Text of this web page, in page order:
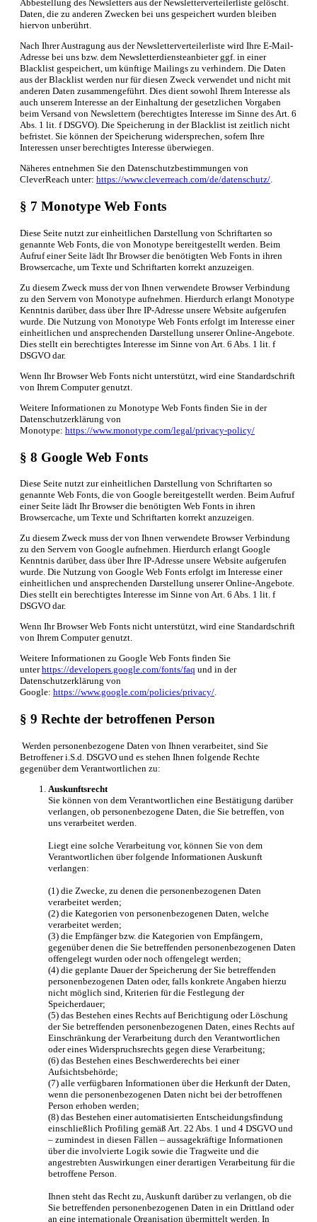
Abbestellung des Newsletters aus der Newsletterverteilerliste gelöscht.
Daten, die zu anderen Zwecken bei uns gespeichert wurden bleiben
hiervon unberührt.
Nach Ihrer Austragung aus der Newsletterverteilerliste wird Ihre E-Mail-
Adresse bei uns bzw. dem Newsletterdiensteanbieter ggf. in einer
Blacklist gespeichert, um künftige Mailings zu verhindern. Die Daten
aus der Blacklist werden nur für diesen Zweck verwendet und nicht mit
anderen Daten zusammengeführt. Dies dient sowohl Ihrem Interesse als
auch unserem Interesse an der Einhaltung der gesetzlichen Vorgaben
beim Versand von Newslettern (berechtigtes Interesse im Sinne des Art. 6
Abs. 1 lit. f DSGVO). Die Speicherung in der Blacklist ist zeitlich nicht
befristet. Sie können der Speicherung widersprechen, sofern Ihre
Interessen unser berechtigtes Interesse überwiegen.
Näheres entnehmen Sie den Datenschutzbestimmungen von
CleverReach unter: https://www.cleverreach.com/de/datenschutz/.
§ 7 Monotype Web Fonts
Diese Seite nutzt zur einheitlichen Darstellung von Schriftarten so
genannte Web Fonts, die von Monotype bereitgestellt werden. Beim
Aufruf einer Seite lädt Ihr Browser die benötigten Web Fonts in ihren
Browsercache, um Texte und Schriftarten korrekt anzuzeigen.
Zu diesem Zweck muss der von Ihnen verwendete Browser Verbindung
zu den Servern von Monotype aufnehmen. Hierdurch erlangt Monotype
Kenntnis darüber, dass über Ihre IP-Adresse unsere Website aufgerufen
wurde. Die Nutzung von Monotype Web Fonts erfolgt im Interesse einer
einheitlichen und ansprechenden Darstellung unserer Online-Angebote.
Dies stellt ein berechtigtes Interesse im Sinne von Art. 6 Abs. 1 lit. f
DSGVO dar.
Wenn Ihr Browser Web Fonts nicht unterstützt, wird eine Standardschrift
von Ihrem Computer genutzt.
Weitere Informationen zu Monotype Web Fonts finden Sie in der
Datenschutzerklärung von
Monotype: https://www.monotype.com/legal/privacy-policy/
§ 8 Google Web Fonts
Diese Seite nutzt zur einheitlichen Darstellung von Schriftarten so
genannte Web Fonts, die von Google bereitgestellt werden. Beim Aufruf
einer Seite lädt Ihr Browser die benötigten Web Fonts in ihren
Browsercache, um Texte und Schriftarten korrekt anzuzeigen.
Zu diesem Zweck muss der von Ihnen verwendete Browser Verbindung
zu den Servern von Google aufnehmen. Hierdurch erlangt Google
Kenntnis darüber, dass über Ihre IP-Adresse unsere Website aufgerufen
wurde. Die Nutzung von Google Web Fonts erfolgt im Interesse einer
einheitlichen und ansprechenden Darstellung unserer Online-Angebote.
Dies stellt ein berechtigtes Interesse im Sinne von Art. 6 Abs. 1 lit. f
DSGVO dar.
Wenn Ihr Browser Web Fonts nicht unterstützt, wird eine Standardschrift
von Ihrem Computer genutzt.
Weitere Informationen zu Google Web Fonts finden Sie
unterhttps://developers.google.com/fonts/faq und in der
Datenschutzerklärung von
Google: https://www.google.com/policies/privacy/.
§ 9 Rechte der betroffenen Person
Werden personenbezogene Daten von Ihnen verarbeitet, sind Sie
Betroffener i.S.d. DSGVO und es stehen Ihnen folgende Rechte
gegenüber dem Verantwortlichen zu:
Auskunftsrecht
Sie können von dem Verantwortlichen eine Bestätigung darüber
verlangen, ob personenbezogene Daten, die Sie betreffen, von
uns verarbeitet werden.
Liegt eine solche Verarbeitung vor, können Sie von dem
Verantwortlichen über folgende Informationen Auskunft
verlangen:
(1) die Zwecke, zu denen die personenbezogenen Daten
verarbeitet werden;
(2) die Kategorien von personenbezogenen Daten, welche
verarbeitet werden;
(3) die Empfänger bzw. die Kategorien von Empfängern,
gegenüber denen die Sie betreffenden personenbezogenen Daten
offengelegt wurden oder noch offengelegt werden;
(4) die geplante Dauer der Speicherung der Sie betreffenden
personenbezogenen Daten oder, falls konkrete Angaben hierzu
nicht möglich sind, Kriterien für die Festlegung der
Speicherdauer;
(5) das Bestehen eines Rechts auf Berichtigung oder Löschung
der Sie betreffenden personenbezogenen Daten, eines Rechts auf
Einschränkung der Verarbeitung durch den Verantwortlichen
oder eines Widerspruchsrechts gegen diese Verarbeitung;
(6) das Bestehen eines Beschwerderechts bei einer
Aufsichtsbehörde;
(7) alle verfügbaren Informationen über die Herkunft der Daten,
wenn die personenbezogenen Daten nicht bei der betroffenen
Person erhoben werden;
(8) das Bestehen einer automatisierten Entscheidungsfindung
einschließlich Profiling gemäß Art. 22 Abs. 1 und 4 DSGVO und
– zumindest in diesen Fällen – aussagekräftige Informationen
über die involvierte Logik sowie die Tragweite und die
angestrebten Auswirkungen einer derartigen Verarbeitung für die
betroffene Person.
Ihnen steht das Recht zu, Auskunft darüber zu verlangen, ob die
Sie betreffenden personenbezogenen Daten in ein Drittland oder
an eine internationale Organisation übermittelt werden. In